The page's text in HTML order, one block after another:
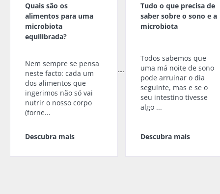
Quais são os
alimentos para uma
microbiota
equilibrada?
Nem sempre se pensa
neste facto: cada um
dos alimentos que
ingerimos não só vai
nutrir o nosso corpo
(forne...
Descubra mais
Tudo o que precisa de
saber sobre o sono e a
microbiota
Todos sabemos que
uma má noite de sono
pode arruinar o dia
seguinte, mas e se o
seu intestino tivesse
algo ...
Descubra mais